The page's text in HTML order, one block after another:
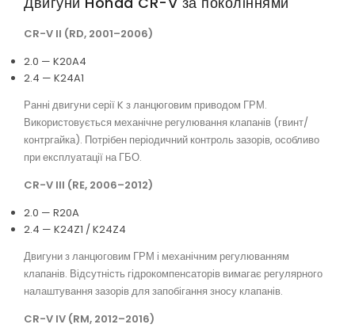
CR-V II (RD, 2001–2006)
2.0 — K20A4
2.4 — K24A1
Ранні двигуни серії K з ланцюговим приводом ГРМ.
Використовується механічне регулювання клапанів (гвинт/
контргайка). Потрібен періодичний контроль зазорів, особливо
при експлуатації на ГБО.
CR-V III (RE, 2006–2012)
2.0 — R20A
2.4 — K24Z1 / K24Z4
Двигуни з ланцюговим ГРМ і механічним регулюванням
клапанів. Відсутність гідрокомпенсаторів вимагає регулярного
налаштування зазорів для запобігання зносу клапанів.
CR-V IV (RM, 2012–2016)